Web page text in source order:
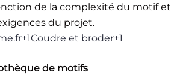
de la complexité du motif et
du projet.
et broder+1
de motifs